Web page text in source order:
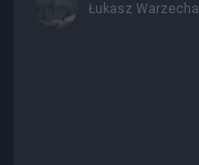
Łukasz Warzecha